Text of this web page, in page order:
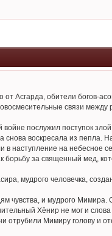
Асгарда, обители богов-
связи
войне послужил поступок
снова воскресала из пепла.
наступление на небесное
борьбу за священный мед,
мудрого человечка,
чувства, и мудрого
Хёнир не мог и
отрубили Мимиру голову и